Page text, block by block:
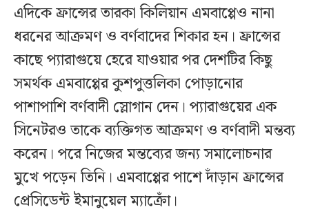
এদিকে ফ্রান্সের তারকা কিলিয়ান এমবাপ্পেও নানা
ধরনের আক্রমণ ও বর্ণবাদের শিকার হন। ফ্রান্সের
কাছে প্যারাগুয়ে হেরে যাওয়ার পর দেশটির কিছু
সমর্থক এমবাপ্পের কুশপুত্তলিকা পোড়ানোর
পাশাপাশি বর্ণবাদী স্লোগান দেন। প্যারাগুয়ের এক
সিনেটরও তাকে ব্যক্তিগত আক্রমণ ও বর্ণবাদী মন্তব্য
করেন। পরে নিজের মন্তব্যের জন্য সমালোচনার
মুখে পড়েন তিনি। এমবাপ্পের পাশে দাঁড়ান ফ্রান্সের
প্রেসিডেন্ট ইমানুয়েল ম্যাক্রোঁ।